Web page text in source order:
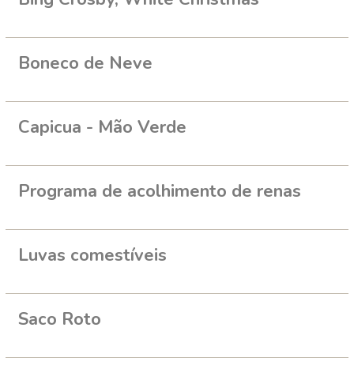
Boneco de Neve
Capicua - Mão Verde
Programa de acolhimento de renas
Luvas comestíveis
Saco Roto